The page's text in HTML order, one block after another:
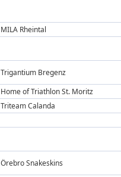
MILA Rheintal
Trigantium Bregenz
Home of Triathlon St. Moritz
Triteam Calanda
Örebro Snakeskins